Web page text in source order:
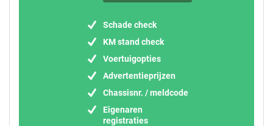
Schade check
KM stand check
Voertuigopties
Advertentieprijzen
Chassisnr. / meldcode
Eigenaren
registraties